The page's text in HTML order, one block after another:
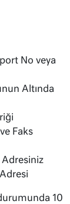
No veya
Altında
Faks
Adresiniz
10